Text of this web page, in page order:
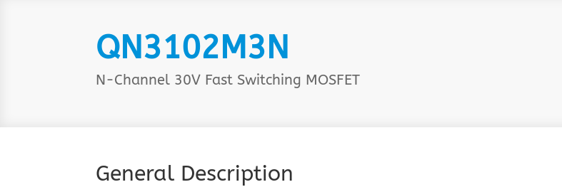
QN3102M3N
N-Channel 30V Fast Switching MOSFET
General Description